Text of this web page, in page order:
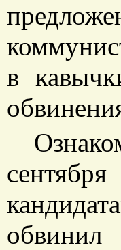
в
обвинил